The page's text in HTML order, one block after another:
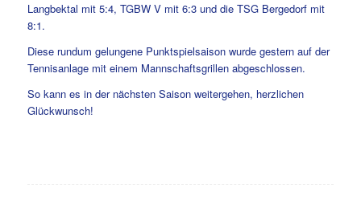
Langbektal mit 5:4, TGBW V mit 6:3 und die TSG Bergedorf mit
8:1.
Diese rundum gelungene Punktspielsaison wurde gestern auf der
Tennisanlage mit einem Mannschaftsgrillen abgeschlossen.
So kann es in der nächsten Saison weitergehen, herzlichen
Glückwunsch!